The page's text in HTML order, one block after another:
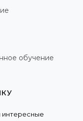
обучение
интересные